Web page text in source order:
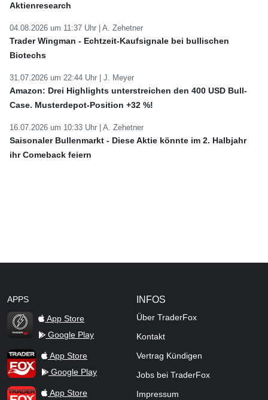
Aktienresearch
04.08.2026 um 11:37 Uhr | A. Zehetner
Trader Wingman - Echtzeit-Kaufsignale bei bullischen
Biotechs
31.07.2026 um 22:44 Uhr | J. Meyer
Amazon: Drei Highlights unterstreichen den 400 USD Bull-
Case. Musterdepot-Position +32 %!
16.07.2026 um 10:33 Uhr | A. Zehetner
Saisonaler Bullenmarkt - Diese Aktie könnte im 2. Halbjahr
ihr Comeback feiern
APPS
App Store
Google Play
TraderFox AppApp Store
Google Play
TraderFox ProApp Store
INFOS
Über TraderFox
Kontakt
Vertrag Kündigen
Jobs bei TraderFox
Impressum